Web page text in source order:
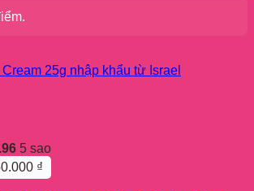
25g nhập khẩu từ Israel
5 sao
₫
giá: